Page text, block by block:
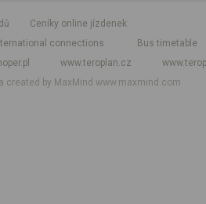
Ceníky online jízdenek
connections
Bus timetable
www.teroplan.cz
created by MaxMindwww.maxmind.com